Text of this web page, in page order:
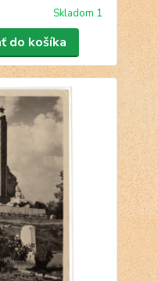
Skladom 1
do košíka